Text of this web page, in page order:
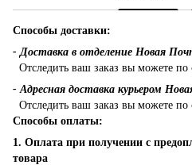
Способы доставки:
- Доставка в отделение Новая
Отследить ваш заказ вы можете по
- Адресная доставка курьером
Отследить ваш заказ вы можете по
Способы оплаты:
1. Оплата при получении с
товара